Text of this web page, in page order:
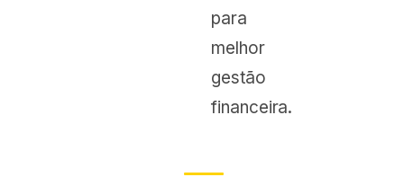
para
melhor
gestão
financeira.